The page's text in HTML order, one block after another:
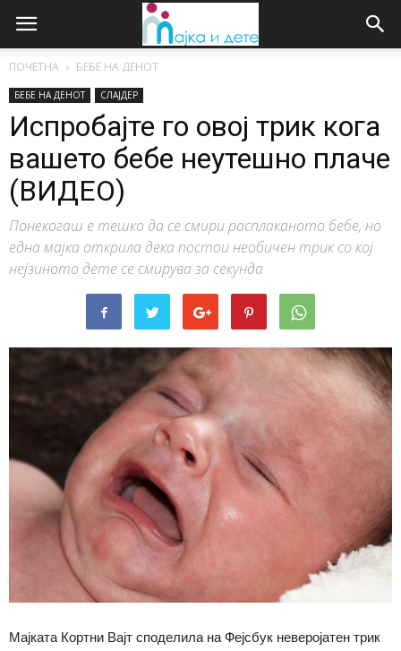
ПОЧЕТНА БЕБЕ НА ДЕНОТ
БЕБЕ НА ДЕНОТ СЛАЈДЕР
Испробајте го овој трик кога
вашето бебе неутешно плаче
(ВИДЕО)
Понекогаш е тешко да се смири расплаканото бебе, но
една мајка открила дека постои необичен трик со кој
нејзиното дете се смирува за секунда
Мајката Кортни Вајт споделила на Фејсбук неверојатен трик